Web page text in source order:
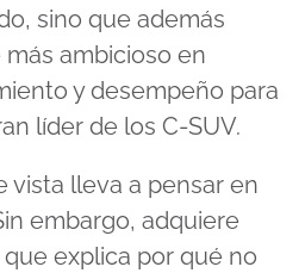
sino que además
ambicioso en
y desempeño para
líder de los C-SUV.
vista lleva a pensar en
embargo, adquiere
explica por qué no